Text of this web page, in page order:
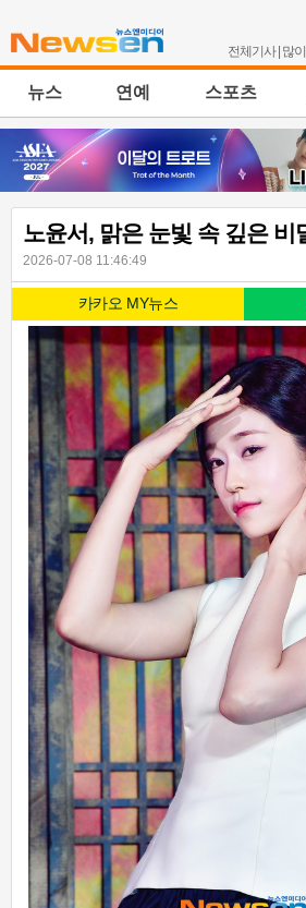
전체기사| 많
뉴스 연예 스포츠
노윤서, 맑은 눈빛 속 깊은 비
2026-07-08 11:46:49
카카오 MY뉴스